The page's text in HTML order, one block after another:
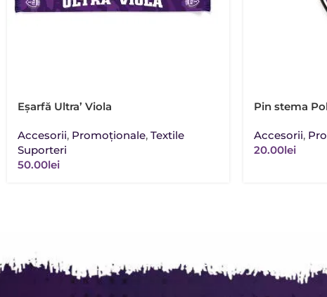
Eșarfă Ultra’ Viola
Accesorii, Promoţionale, Textile
Suporteri
50.00lei
Pin stema
Accesorii,
20.00lei